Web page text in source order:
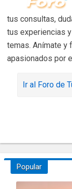
tus consultas,
tus experiencias
temas. Anímate y
apasionados por
Ir al Foro de
Popular